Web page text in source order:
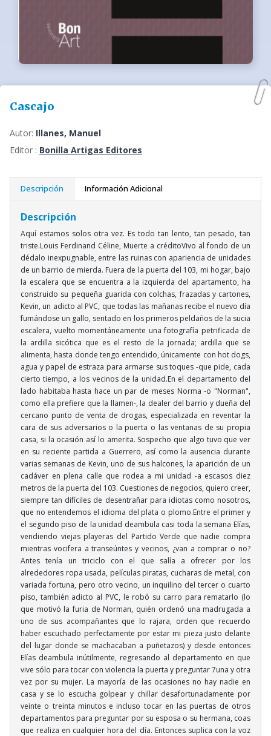
Cascajo
Autor: Illanes, Manuel
Editor : Bonilla Artigas Editores
Descripción Información Adicional
Descripción
Aquí estamos solos otra vez. Es todo tan lento, tan pesado, tan
triste.Louis Ferdinand Céline, Muerte a créditoVivo al fondo de un
dédalo inexpugnable, entre las ruinas con apariencia de unidades
de un barrio de mierda. Fuera de la puerta del 103, mi hogar, bajo
la escalera que se encuentra a la izquierda del apartamento, ha
construido su pequeña guarida con colchas, frazadas y cartones,
Kevin, un adicto al PVC, que todas las mañanas recibe el nuevo día
fumándose un gallo, sentado en los primeros peldaños de la sucia
escalera, vuelto momentáneamente una fotografía petrificada de
la ardilla sicótica que es el resto de la jornada; ardilla que se
alimenta, hasta donde tengo entendido, únicamente con hot dogs,
agua y papel de estraza para armarse sus toques -que pide, cada
cierto tiempo, a los vecinos de la unidad.En el departamento del
lado habitaba hasta hace un par de meses Norma -o "Norman",
como ella prefiere que la llamen-, la dealer del barrio y dueña del
cercano punto de venta de drogas, especializada en reventar la
cara de sus adversarios o la puerta o las ventanas de su propia
casa, si la ocasión así lo amerita. Sospecho que algo tuvo que ver
en su reciente partida a Guerrero, así como la ausencia durante
varias semanas de Kevin, uno de sus halcones, la aparición de un
cadáver en plena calle que rodea a mi unidad -a escasos diez
metros de la puerta del 103. Cuestiones de negocios, quiero creer,
siempre tan difíciles de desentrañar para idiotas como nosotros,
que no entendemos el idioma del plata o plomo.Entre el primer y
el segundo piso de la unidad deambula casi toda la semana Elías,
vendiendo viejas playeras del Partido Verde que nadie compra
mientras vocifera a transeúntes y vecinos, ¿van a comprar o no?
Antes tenía un triciclo con el que salía a ofrecer por los
alrededores ropa usada, películas piratas, cucharas de metal, con
variada fortuna, pero otro vecino, un inquilino del tercer o cuarto
piso, también adicto al PVC, le robó su carro para rematarlo (lo
que motivó la furia de Norman, quién ordenó una madrugada a
uno de sus acompañantes que lo rajara, orden que recuerdo
haber escuchado perfectamente por estar mi pieza justo delante
del lugar donde se machacaban a puñetazos) y desde entonces
Elías deambula inútilmente, regresando al departamento en que
vive sólo para tocar con violencia la puerta y preguntar 7una y otra
vez por su mujer. La mayoría de las ocasiones no hay nadie en
casa y se lo escucha golpear y chillar desafortunadamente por
veinte o treinta minutos e incluso tocar en las puertas de otros
departamentos para preguntar por su esposa o su hermana, coas
que realiza en cualquier hora del día. Entonces suplica con la voz